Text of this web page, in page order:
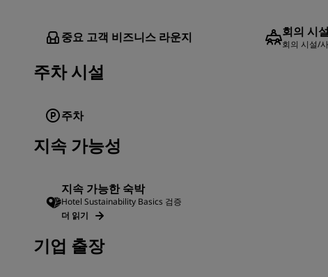
중요 고객 비즈니스 라운지 회의 시설
회의 시설/
주차 시설
주차
지속 가능성
지속 가능한 숙박
Hotel Sustainability Basics 검증
더 읽기
기업 출장